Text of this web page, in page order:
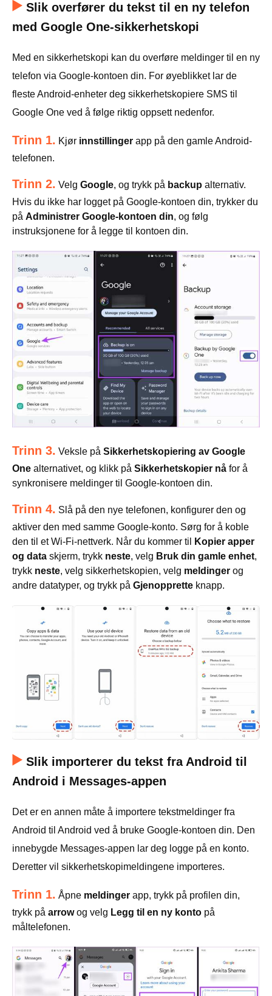
Slik overfører du tekst til en ny telefon
med Google One-sikkerhetskopi
Med en sikkerhetskopi kan du overføre meldinger til en ny
telefon via Google-kontoen din. For øyeblikket lar de
fleste Android-enheter deg sikkerhetskopiere SMS til
Google One ved å følge riktig oppsett nedenfor.
Trinn 1. Kjør innstillinger app på den gamle Android-
telefonen.
Trinn 2. Velg Google, og trykk på backup alternativ.
Hvis du ikke har logget på Google-kontoen din, trykker du
på Administrer Google-kontoen din, og følg
instruksjonene for å legge til kontoen din.
Trinn 3. Veksle på Sikkerhetskopiering av Google
One alternativet, og klikk på Sikkerhetskopier nå for å
synkronisere meldinger til Google-kontoen din.
Trinn 4. Slå på den nye telefonen, konfigurer den og
aktiver den med samme Google-konto. Sørg for å koble
den til et Wi-Fi-nettverk. Når du kommer til
Kopier apper
og data skjerm, trykk neste, velg Bruk din gamle enhet,
trykk neste, velg sikkerhetskopien, velg meldinger og
andre datatyper, og trykk på Gjenopprette knapp.
Slik importerer du tekst fra Android til
Android i Messages-appen
Det er en annen måte å importere tekstmeldinger fra
Android til Android ved å bruke Google-kontoen din. Den
innebygde Messages-appen lar deg logge på en konto.
Deretter vil sikkerhetskopimeldingene importeres.
Trinn 1. Åpne meldinger app, trykk på profilen din,
trykk på arrowog velg Legg til en ny konto på
måltelefonen.